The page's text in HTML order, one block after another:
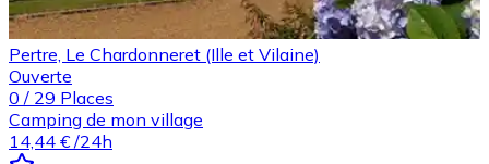
Pertre, Le Chardonneret (Ille et Vilaine)
Ouverte
0 / 29 Places
Camping de mon village
14,44 € /24h